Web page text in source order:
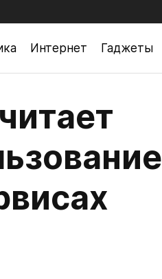
Интернет Гаджеты